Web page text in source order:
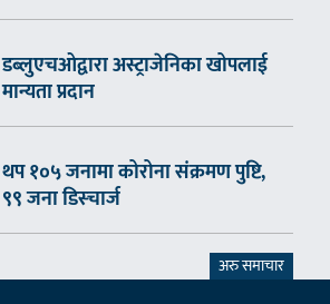
डब्लुएचओद्वारा अस्ट्राजेनिका खोपलाई
मान्यता प्रदान
थप १०५ जनामा कोरोना संक्रमण पुष्टि,
९९ जना डिस्चार्ज
अरु समाचार